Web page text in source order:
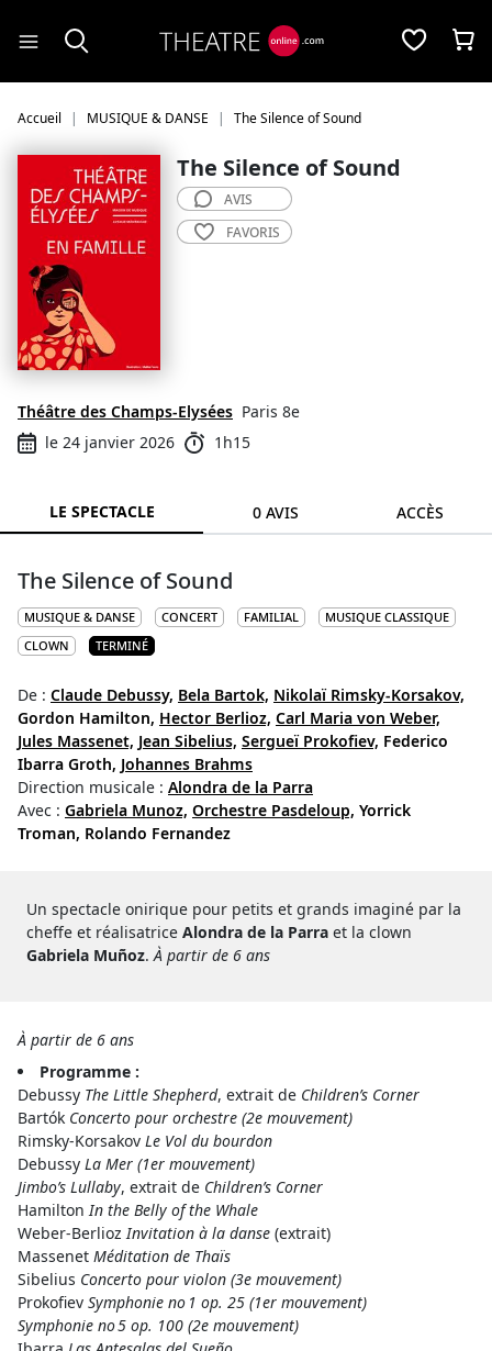
Accueil MUSIQUE & DANSE The Silence of Sound
The Silence of Sound
Théâtre des Champs-Elysées Paris 8e
le 24 janvier 2026
1h15
AVIS
FAVORIS
LE SPECTACLE 0 AVIS ACCÈS
The Silence of Sound
MUSIQUE & DANSE CONCERT FAMILIAL
MUSIQUE CLASSIQUE
CLOWN
TERMINÉ
De : Claude Debussy, Bela Bartok, Nikolaï Rimsky-Korsakov,
Gordon Hamilton, Hector Berlioz, Carl Maria von Weber,
Jules Massenet, Jean Sibelius, Sergueï Prokofiev, Federico
Ibarra Groth, Johannes Brahms
Direction musicale : Alondra de la Parra
Avec : Gabriela Munoz, Orchestre Pasdeloup, Yorrick
Troman, Rolando Fernandez
Un spectacle onirique pour petits et grands imaginé par la
cheffe et réalisatrice Alondra de la Parra et la clown
Gabriela Muñoz.À partir de 6 ans
À partir de 6 ans
Programme :
Debussy The Little Shepherd, extrait de Children’s Corner
Bartók Concerto pour orchestre (2e mouvement)
Rimsky-Korsakov Le Vol du bourdon
Debussy La Mer (1er mouvement)
Jimbo’s Lullaby, extrait de Children’s Corner
HamiltonIn the Belly of the Whale
Weber-BerliozInvitation à la danse (extrait)
Massenet Méditation de Thaïs
Sibelius Concerto pour violon (3e mouvement)
Prokofiev Symphonie no 1 op. 25 (1er mouvement)
Symphonie no 5 op. 100 (2e mouvement)